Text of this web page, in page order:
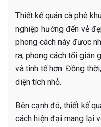
Thiết kế quán cà phê
nghiệp hướng đến vẻ
phong cách này được
ra, phong cách tối giản
và tinh tế hơn. Đồng
diện tích nhỏ.
Bên cạnh đó, thiết kế
cách hiện đại mang lại